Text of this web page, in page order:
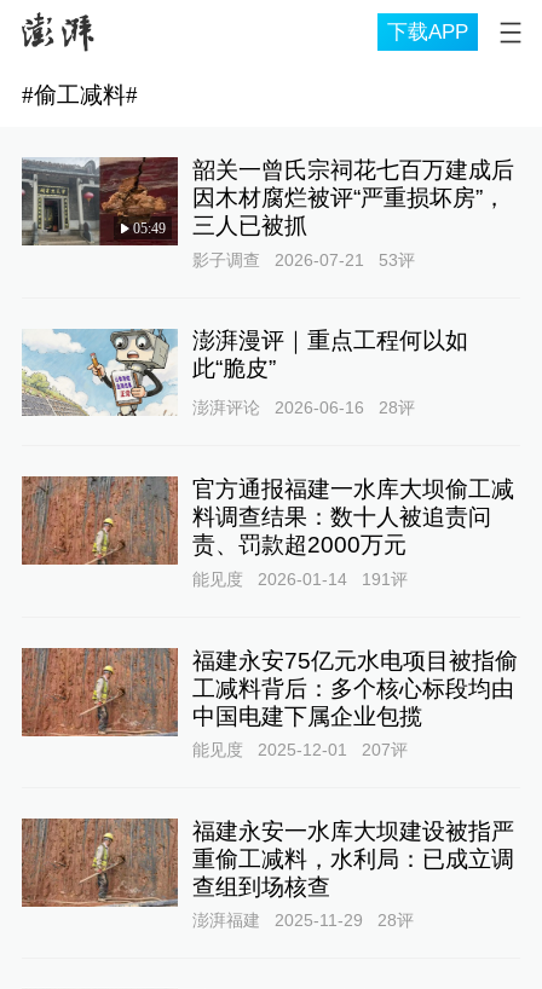
下载APP
#偷工减料#
05:49
韶关一曾氏宗祠花七百万建成后
因木材腐烂被评“严重损坏房”，
三人已被抓
影子调查 2026-07-21 53评
澎湃漫评｜重点工程何以如
此“脆皮”
澎湃评论 2026-06-16 28评
官方通报福建一水库大坝偷工减
料调查结果：数十人被追责问
责、罚款超2000万元
能见度 2026-01-14 191评
福建永安75亿元水电项目被指偷
工减料背后：多个核心标段均由
中国电建下属企业包揽
能见度 2025-12-01 207评
福建永安一水库大坝建设被指严
重偷工减料，水利局：已成立调
查组到场核查
澎湃福建 2025-11-29 28评